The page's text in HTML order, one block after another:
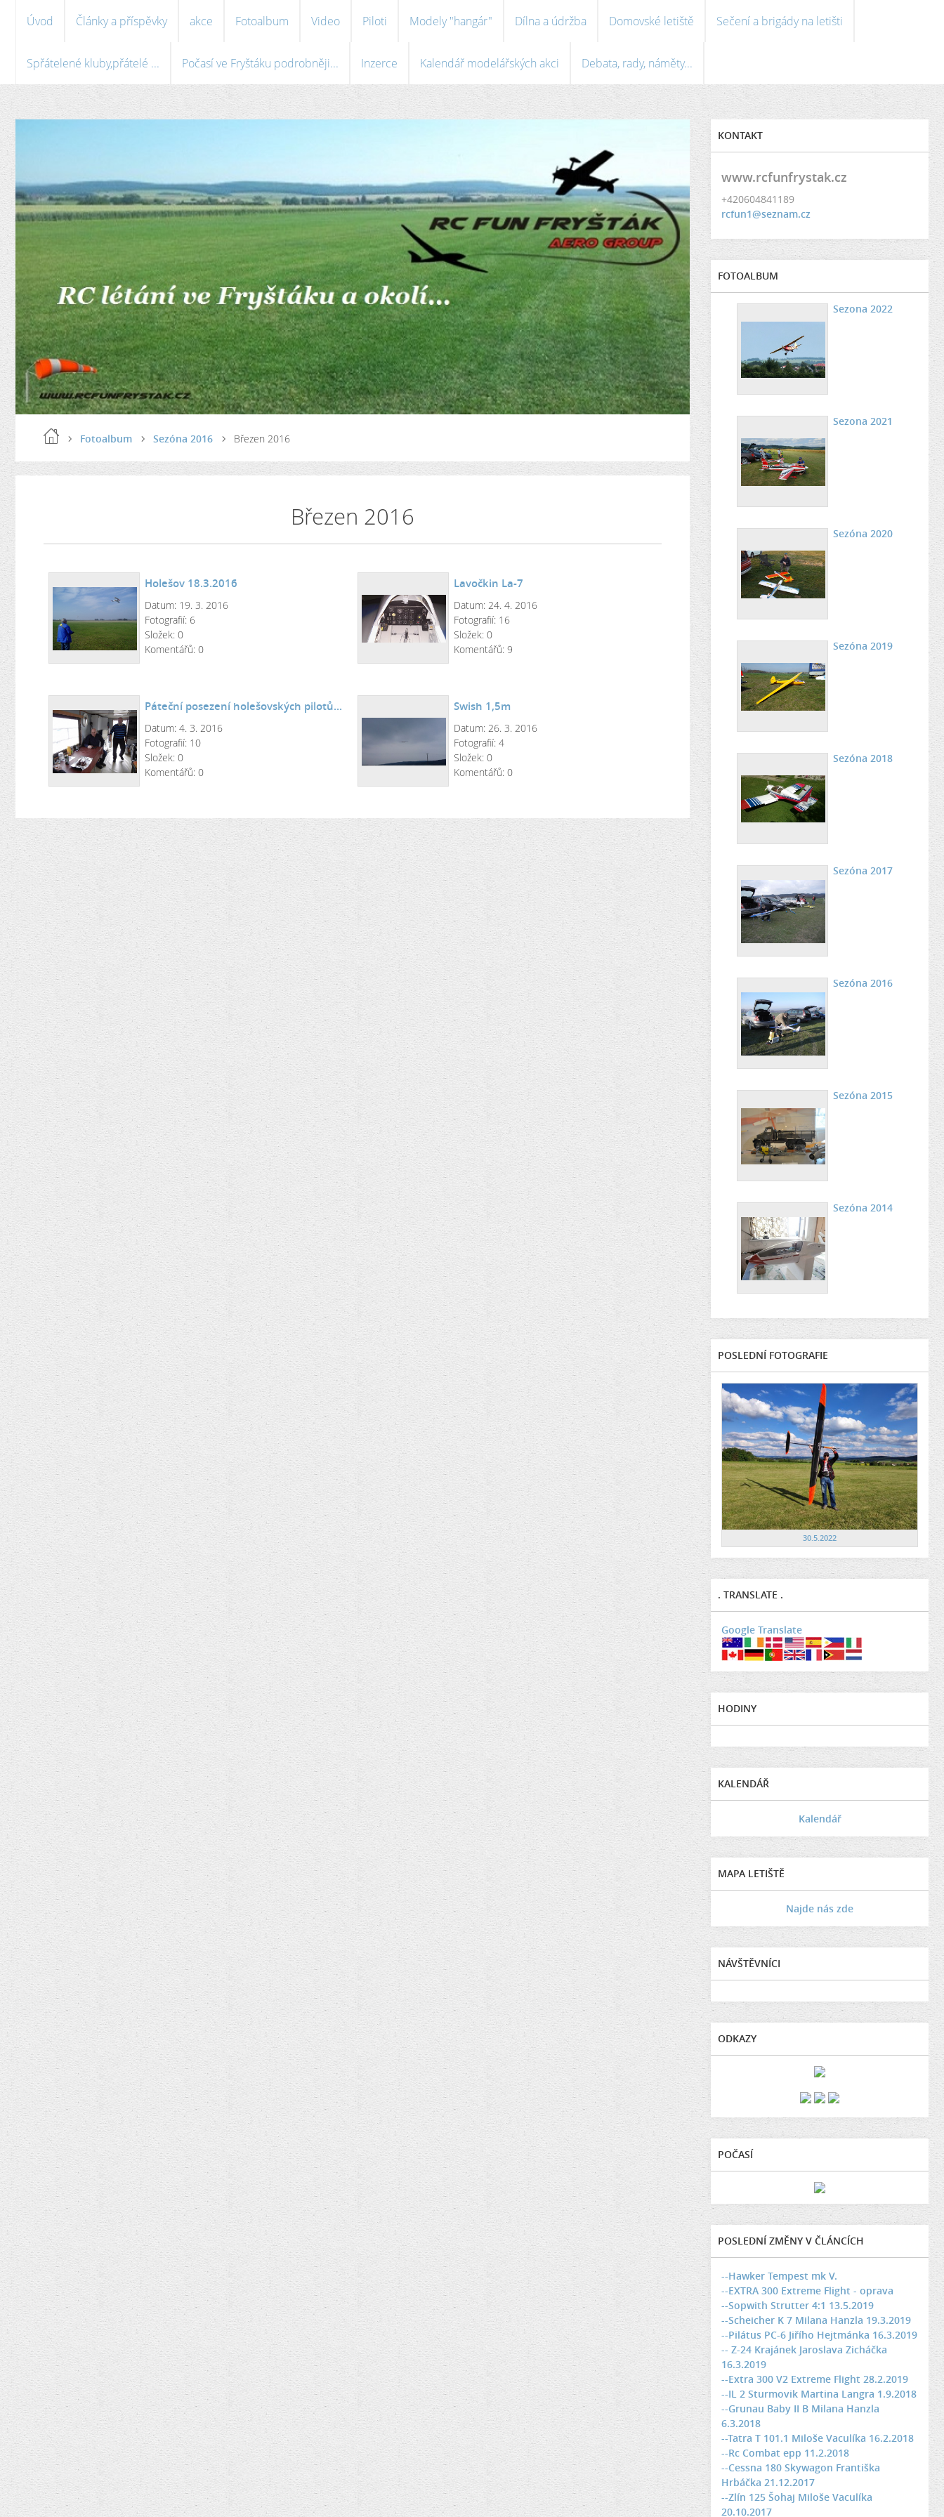
Úvod Články a příspěvky akce Fotoalbum Video Piloti Modely "hangár" Dílna a údržba Domovské letiště Sečení a brigády na letišti
Spřátelené kluby,přátelé ... Počasí ve Fryštáku podrobněji... Inzerce Kalendář modelářských akci Debata, rady, náměty...
Fotoalbum Sezóna 2016 Březen 2016
Březen 2016
Holešov 18.3.2016
Datum: 19. 3. 2016
Fotografií: 6
Složek: 0
Komentářů: 0
Lavočkin La-7
Datum: 24. 4. 2016
Fotografií: 16
Složek: 0
Komentářů: 9
Páteční posezení holešovských pilotů...
Datum: 4. 3. 2016
Fotografií: 10
Složek: 0
Komentářů: 0
Swish 1,5m
Datum: 26. 3. 2016
Fotografií: 4
Složek: 0
Komentářů: 0
KONTAKT
www.rcfunfrystak.cz
+420604841189
rcfun1@seznam.cz
FOTOALBUM
Sezona 2022
Sezona 2021
Sezóna 2020
Sezóna 2019
Sezóna 2018
Sezóna 2017
Sezóna 2016
Sezóna 2015
Sezóna 2014
POSLEDNÍ FOTOGRAFIE
30.5.2022
. TRANSLATE .
Google Translate
HODINY
KALENDÁŘ
Kalendář
MAPA LETIŠTĚ
Najde nás zde
NÁVŠTĚVNÍCI
ODKAZY
POČASÍ
POSLEDNÍ ZMĚNY V ČLÁNCÍCH
--Hawker Tempest mk V.
--EXTRA 300 Extreme Flight - oprava
--Sopwith Strutter 4:1 13.5.2019
--Scheicher K 7 Milana Hanzla 19.3.2019
--Pilátus PC-6 Jiřího Hejtmánka 16.3.2019
-- Z-24 Krajánek Jaroslava Zicháčka
16.3.2019
--Extra 300 V2 Extreme Flight 28.2.2019
--IL 2 Sturmovik Martina Langra 1.9.2018
--Grunau Baby II B Milana Hanzla
6.3.2018
--Tatra T 101.1 Miloše Vaculíka 16.2.2018
--Rc Combat epp 11.2.2018
--Cessna 180 Skywagon Františka
Hrbáčka 21.12.2017
--Zlín 125 Šohaj Miloše Vaculíka
20.10.2017